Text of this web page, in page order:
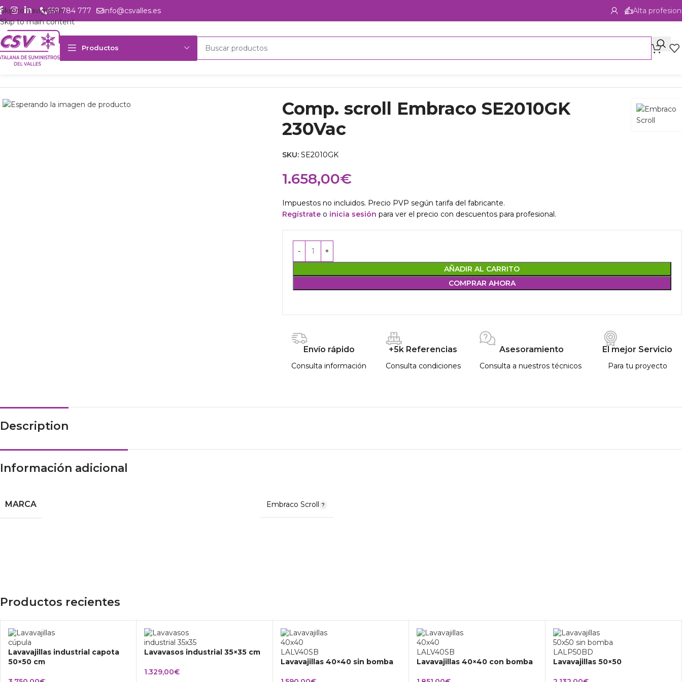
Skip to navigation
Skip to main content
659 784 777 info@csvalles.es Alta
Productos
Inicio Productos
Comp. scroll Embraco SE2010GK
230Vac
SKU: SE2010GK
1.658,00€
Impuestos no incluidos. Precio PVP según tarifa del fabricante.
Regístrateo inicia sesión para ver el precio con descuentos para profesional.
AÑADIR AL CARRITO
COMPRAR AHORA
Envío rápido
Consulta información
+5k Referencias
Consulta condiciones
Asesoramiento
Consulta a nuestros técnicos
El mejor Servicio
Para tu proyecto
Description
Información adicional
MARCA Embraco Scroll
Productos recientes
Lavavajillas industrial capota
50×50 cm
Lavavasos industrial 35×35 cm
1.329,00€
Lavavajillas 40×40 sin bomba Lavavajillas 40×40 con bomba Lavavajillas 50×50